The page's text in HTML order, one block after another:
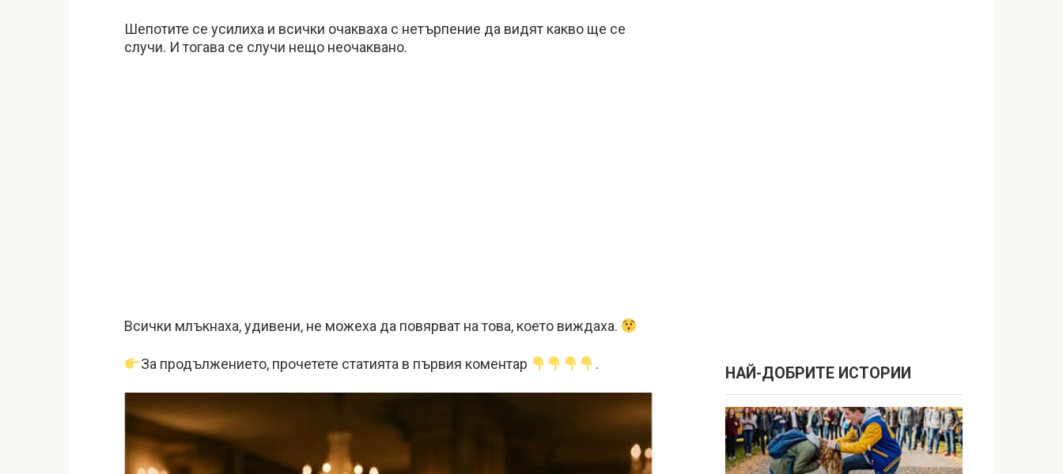
Шепотите се усилиха и всички очакваха с нетърпение да видят какво ще се
случи. И тогава се случи нещо неочаквано.
Всички млъкнаха, удивени, не можеха да повярват на това, което виждаха.
За продължението, прочетете статията в първия коментар .
НАЙ-ДОБРИТЕ ИСТОРИИ